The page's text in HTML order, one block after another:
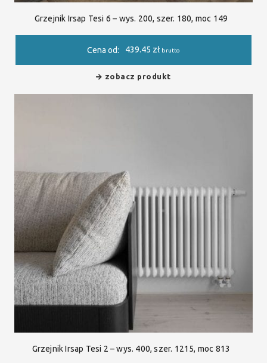
Grzejnik Irsap Tesi 6 – wys. 200, szer. 180, moc 149
Cena od: 439.45 zł brutto
zobacz produkt
Grzejnik Irsap Tesi 2 – wys. 400, szer. 1215, moc 813